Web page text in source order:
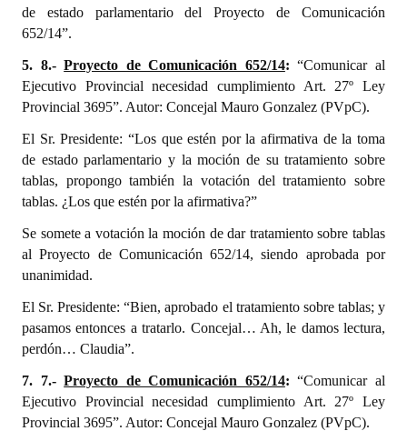
de estado parlamentario del Proyecto de Comunicación
652/14”.
5. 8.-Proyecto de Comunicación 652/14: “Comunicar al
Ejecutivo Provincial necesidad cumplimiento Art. 27º Ley
Provincial 3695”. Autor: Concejal Mauro Gonzalez (PVpC).
El Sr. Presidente: “Los que estén por la afirmativa de la toma
de estado parlamentario y la moción de su tratamiento sobre
tablas, propongo también la votación del tratamiento sobre
tablas. ¿Los que estén por la afirmativa?”
Se somete a votación la moción de dar tratamiento sobre tablas
al Proyecto de Comunicación 652/14, siendo aprobada por
unanimidad.
El Sr. Presidente: “Bien, aprobado el tratamiento sobre tablas; y
pasamos entonces a tratarlo. Concejal… Ah, le damos lectura,
perdón… Claudia”.
7. 7.-Proyecto de Comunicación 652/14: “Comunicar al
Ejecutivo Provincial necesidad cumplimiento Art. 27º Ley
Provincial 3695”. Autor: Concejal Mauro Gonzalez (PVpC).